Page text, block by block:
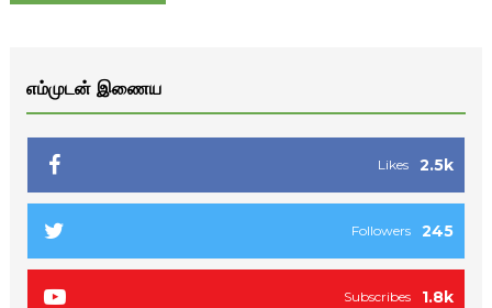
எம்முடன் இணைய
2.5k
Likes
245
Followers
1.8k
Subscribes